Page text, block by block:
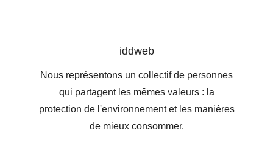
iddweb
Nous représentons un collectif de personnes
qui partagent les mêmes valeurs : la
protection de l'environnement et les manières
de mieux consommer.